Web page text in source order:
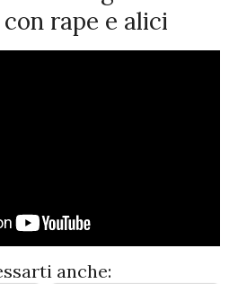
rape e alici
anche: